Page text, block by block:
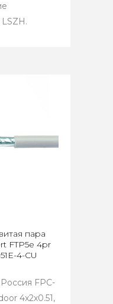
пара
FTP5e 4pr
4-CU
FPC-
4x2x0.51,